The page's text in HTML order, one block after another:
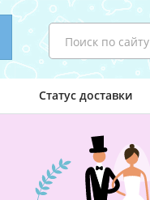
Поиск по сайту
Статус доставки